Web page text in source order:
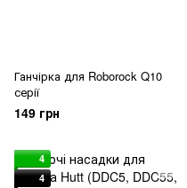
Ганчірка для Roborock Q10
серії
149 грн
4
4